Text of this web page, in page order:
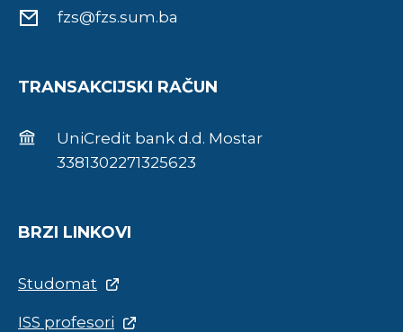
fzs@fzs.sum.ba
TRANSAKCIJSKI RAČUN
UniCredit bank d.d. Mostar
3381302271325623
BRZI LINKOVI
Studomat
ISS profesori